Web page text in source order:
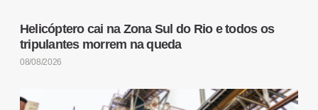
Helicóptero cai na Zona Sul do Rio e todos os
tripulantes morrem na queda
08/08/2026